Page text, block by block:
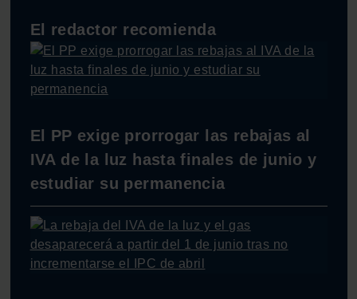
El redactor recomienda
El PP exige prorrogar las rebajas al
IVA de la luz hasta finales de junio y
estudiar su permanencia